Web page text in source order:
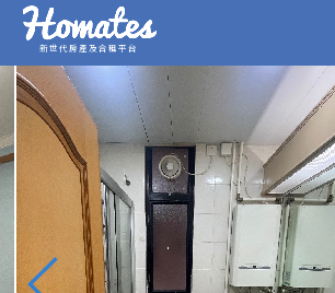
新世代房產及合租平台